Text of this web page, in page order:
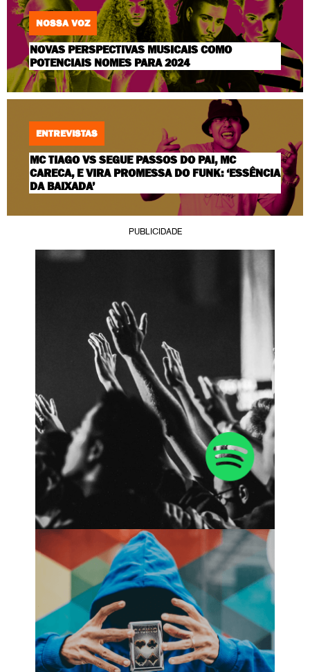
NOSSA VOZ
NOVAS PERSPECTIVAS MUSICAIS COMO
POTENCIAIS NOMES PARA 2024
ENTREVISTAS
MC TIAGO VS SEGUE PASSOS DO PAI, MC
CARECA, E VIRA PROMESSA DO FUNK: ‘ESSÊNCIA
DA BAIXADA’
PUBLICIDADE